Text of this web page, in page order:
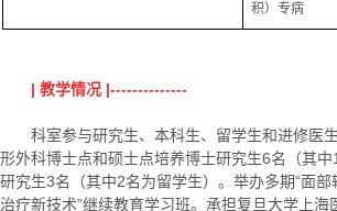
积）专病
| 教学情况 |--------------
科室参与研究生、本科生、留学生和进修医
形外科博士点和硕士点培养博士研究生6名（其
研究生3名（其中2名为留学生）。举办多期“面
治疗新技术”继续教育学习班。承担复旦大学上海